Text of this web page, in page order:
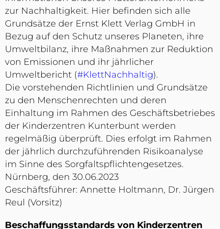
zur Nachhaltigkeit. Hier befinden sich alle
Grundsätze der Ernst Klett Verlag GmbH in
Bezug auf den Schutz unseres Planeten, ihre
Umweltbilanz, ihre Maßnahmen zur Reduktion
von Emissionen und ihr jährlicher
Umweltbericht (#KlettNachhaltig).
Die vorstehenden Richtlinien und Grundsätze
zu den Menschenrechten und deren
Einhaltung im Rahmen des Geschäftsbetriebes
der Kinderzentren Kunterbunt werden
regelmäßig überprüft. Dies erfolgt im Rahmen
der jährlich durchzuführenden Risikoanalyse
im Sinne des Sorgfaltspflichtengesetzes.
Nürnberg, den 30.06.2023
Geschäftsführer: Annette Holtmann, Dr. Jürgen
Reul (Vorsitz)
Beschaffungsstandards von Kinderzentren